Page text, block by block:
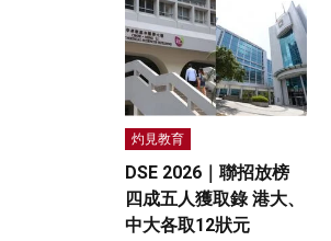
灼見教育
DSE 2026｜聯招放榜
四成五人獲取錄 港大、
中大各取12狀元